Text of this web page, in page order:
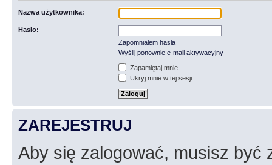
Nazwa użytkownika:
Hasło:
Zapomniałem hasła
Wyślij ponownie e-mail aktywacyjny
Zapamiętaj mnie
Ukryj mnie w tej sesji
ZAREJESTRUJ
Aby się zalogować, musisz być